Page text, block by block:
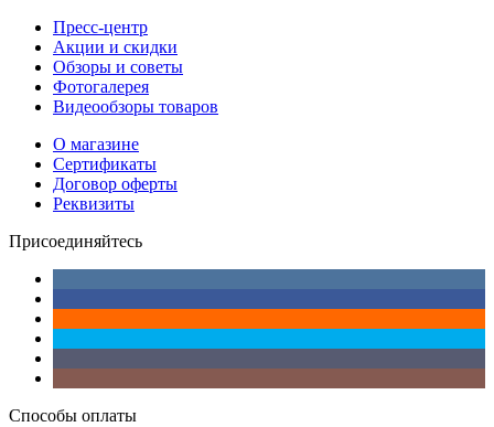
Пресс-центр
Акции и скидки
Обзоры и советы
Фотогалерея
Видеообзоры товаров
О магазине
Сертификаты
Договор оферты
Реквизиты
Присоединяйтесь
Способы оплаты